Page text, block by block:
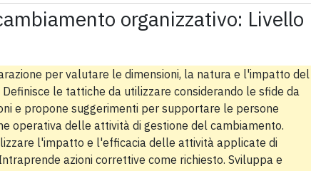
organizzativo: Livello
per valutare le dimensioni, la natura e l'impatto del
le tattiche da utilizzare considerando le sfide da
e propone suggerimenti per supportare le persone
operativa delle attività di gestione del cambiamento.
l'impatto e l'efficacia delle attività applicate di
azioni correttive come richiesto. Sviluppa e